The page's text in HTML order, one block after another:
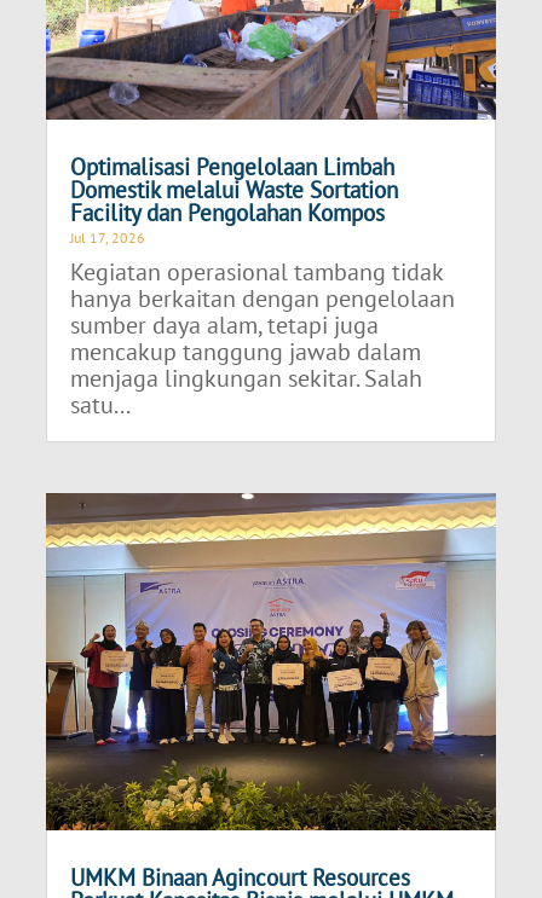
Optimalisasi Pengelolaan Limbah
Domestik melalui Waste Sortation
Facility dan Pengolahan Kompos
Jul 17, 2026
Kegiatan operasional tambang tidak
hanya berkaitan dengan pengelolaan
sumber daya alam, tetapi juga
mencakup tanggung jawab dalam
menjaga lingkungan sekitar. Salah
satu...
UMKM Binaan Agincourt Resources